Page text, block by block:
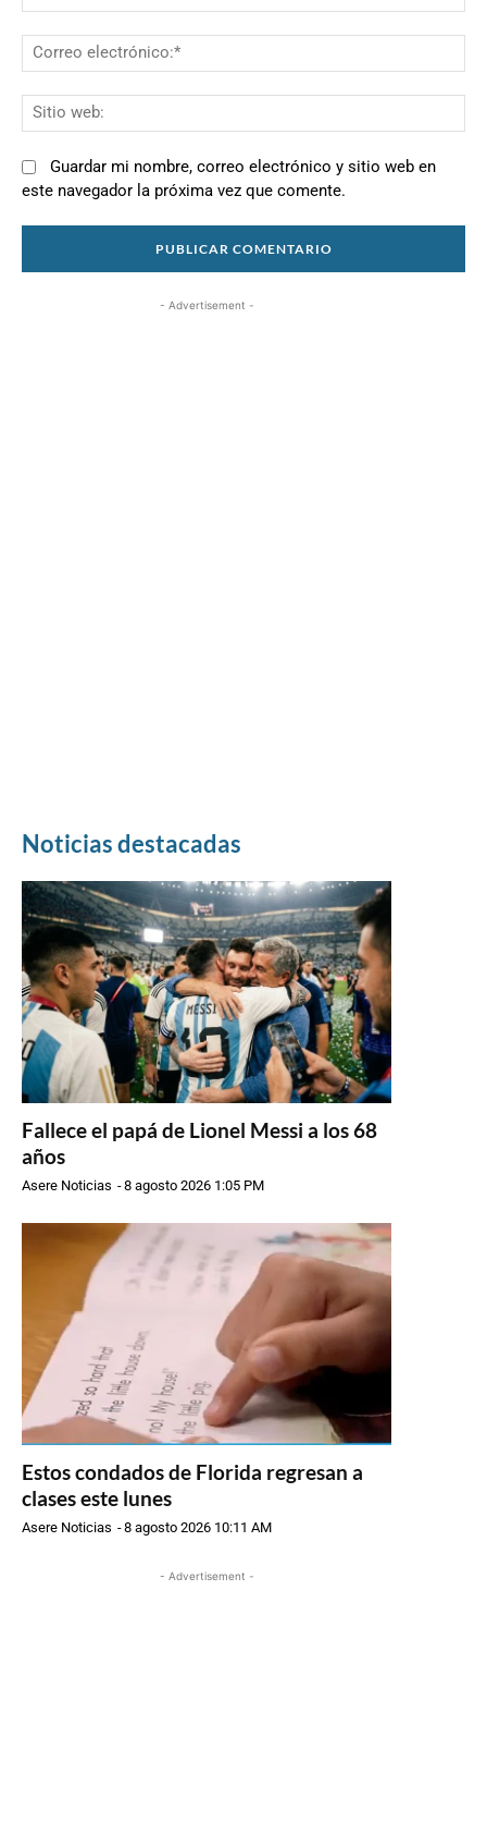
Guardar mi nombre, correo electrónico y sitio web en
este navegador la próxima vez que comente.
- Advertisement -
Noticias destacadas
Fallece el papá de Lionel Messi a los 68
años
Asere Noticias -8 agosto 2026 1:05 PM
Estos condados de Florida regresan a
clases este lunes
Asere Noticias -8 agosto 2026 10:11 AM
- Advertisement -